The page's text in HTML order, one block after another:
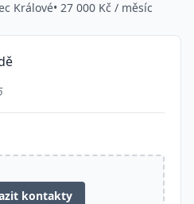
Králové• 27 000 Kč / měsíc
kontakty